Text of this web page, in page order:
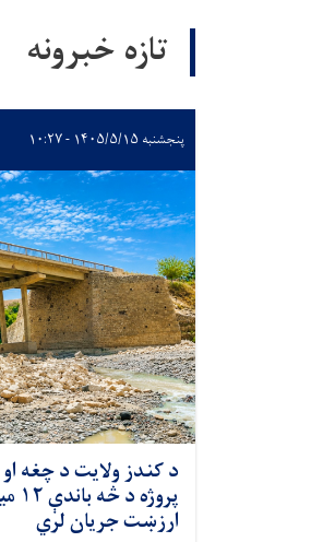
تازه خبرونه
پنجشنبه ۱۴۰۵/۵/۱۵ - ۱۰:۲۷
د کندز ولایت د چغه
ارزښت جریان لري